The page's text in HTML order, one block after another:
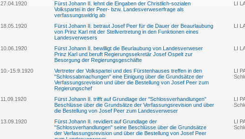
27.04.1920
Fürst Johann II. lehnt die Eingaben der Christlich-sozialen
Volkspartei in der Peer- bzw. Landesverweserfrage als
verfassungswidrig ab
LI
18.05.1920
Fürst Johann II. betraut Josef Peer für die Dauer der Beaurlaubung
von Prinz Karl mit der Stellvertretung in den Funktionen eines
Landesverwesers
LI
10.06.1920
Fürst Johann II. bewilligt die Beurlaubung von Landesverweser
Prinz Karl und beruft Regierungssekretär Josef Ospelt zur
Besorgung der Regierungsgeschäfte
LI
10.-15.9.1920
Vertreter der Volkspartei und des Fürstenhauses treffen in den
"Schlossabmachungen" eine Einigung über die Grundsätze der
Verfassungsrevision und über die Bestellung von Josef Peer zum
Regierungschef
LI
11.09.1920
Fürst Johann II. trifft auf Grundlage der "Schlossverhandlungen"
Beschlüsse über die Grundsätze der Verfassungsrevision und über
die Bestellung von Josef Peer zum Landesverweser
LI
13.09.1920
Fürst Johann II. revidiert auf Grundlage der
"Schlossverhandlungen" seine Beschlüsse über die Grundsätze
der Verfassungsrevision und über die Bestellung von Josef Peer
LI